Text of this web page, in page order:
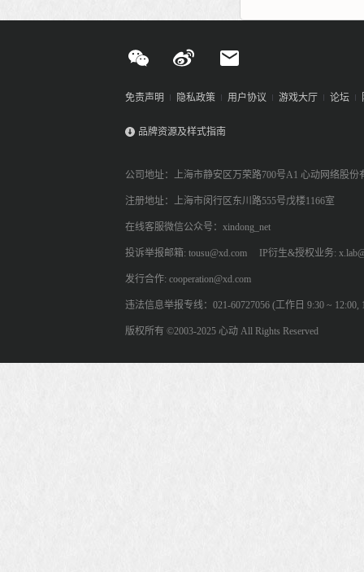
免责声明 隐私政策 用户协议 游戏大厅 论坛
品牌资源及样式指南
公司地址：上海市静安区万荣路700号A1 心动网络股份
注册地址：上海市闵行区东川路555号戊楼1166室
在线客服微信公众号：xindong_net
投诉举报邮箱: tousu@xd.com IP衍生&授权业务:
发行合作: cooperation@xd.com
违法信息举报专线：021-60727056 (工作日 9:30 ~ 12:00,
版权所有 ©2003-2025 心动 All Rights Reserved